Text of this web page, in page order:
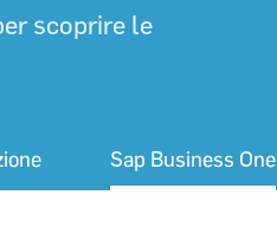
scoprire le
Sap Business One